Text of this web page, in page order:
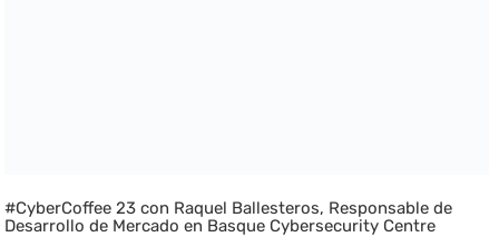
#CyberCoffee 23 con Raquel Ballesteros, Responsable de
Desarrollo de Mercado en Basque Cybersecurity Centre